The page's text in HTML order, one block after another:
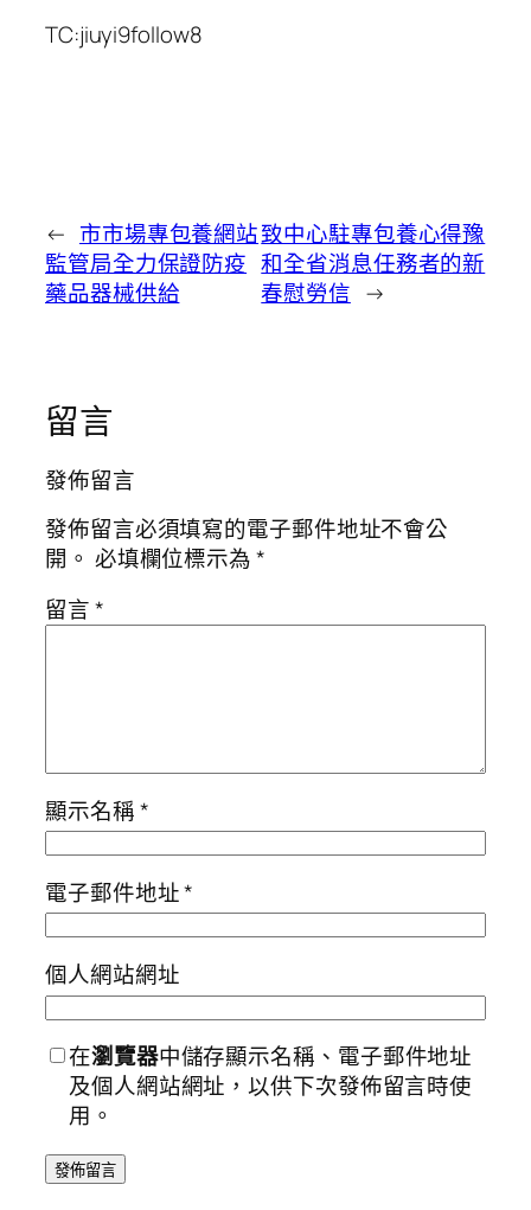
TC:jiuyi9follow8
← 市市場專包養網站
監管局全力保證防疫
藥品器械供給
致中心駐專包養心得豫
和全省消息任務者的新
春慰勞信 →
留言
發佈留言
發佈留言必須填寫的電子郵件地址不會公
開。 必填欄位標示為*
留言*
顯示名稱*
電子郵件地址*
個人網站網址
在瀏覽器中儲存顯示名稱、電子郵件地址
及個人網站網址，以供下次發佈留言時使
用。